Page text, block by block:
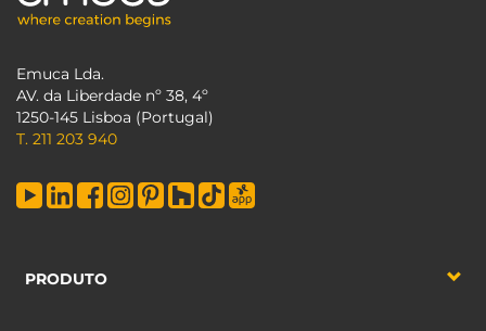
Emuca Lda.
AV. da Liberdade nº 38, 4º
1250-145 Lisboa (Portugal)
T. 211 203 940
PRODUTO